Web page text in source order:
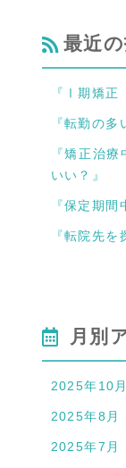
最近
『Ⅰ期矯正
『転勤の
『矯正治
いい？』
『保定期間
『転院先
月別
2025年10月
2025年8月
2025年7月